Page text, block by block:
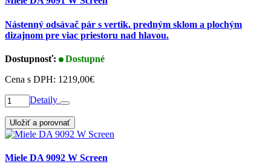
Nástenný odsávač pár s vertik. predným sklom a plochým
dizajnom pre viac priestoru nad hlavou.
Dostupnosť:
Dostupné
Cena s DPH: 1219,00€
Detaily
Uložiť a porovnať
Miele DA 9092 W Screen